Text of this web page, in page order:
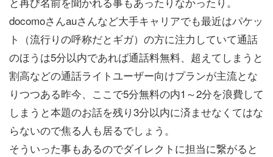
docomoさんauさんなど大手キャリアでも最近はパケッ
ト（流行りの呼称だとギガ）の方に注力していて通話
のほうは5分以内であれば通話料無料、超えてしまうと
割高などの通話ライトユーザー向けプランが主流とな
りつつある昨今、ここで5分無料の内1～2分を浪費して
しまうと本題のお話を残り3分以内に済ませなくてはな
らないので焦る人も居るでしょう。
そういった事もあるのでダイレクトに担当に繋がると